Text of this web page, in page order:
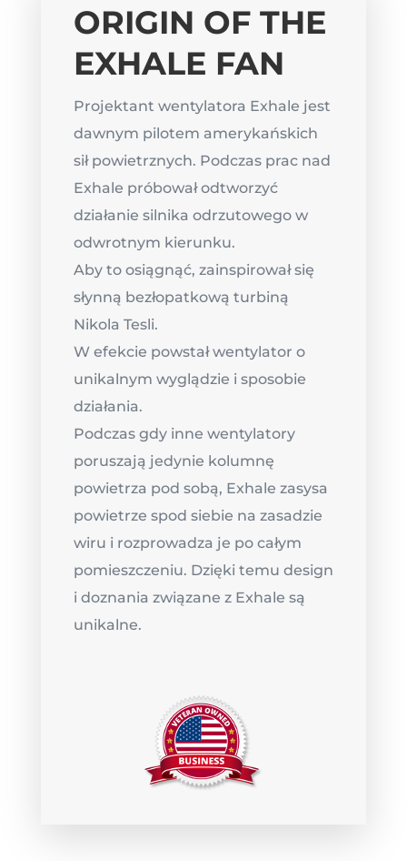
ORIGIN OF THE
EXHALE FAN
Projektant wentylatora Exhale jest
dawnym pilotem amerykańskich
sił powietrznych. Podczas prac nad
Exhale próbował odtworzyć
działanie silnika odrzutowego w
odwrotnym kierunku.
Aby to osiągnąć, zainspirował się
słynną bezłopatkową turbiną
Nikola Tesli.
W efekcie powstał wentylator o
unikalnym wyglądzie i sposobie
działania.
Podczas gdy inne wentylatory
poruszają jedynie kolumnę
powietrza pod sobą, Exhale zasysa
powietrze spod siebie na zasadzie
wiru i rozprowadza je po całym
pomieszczeniu. Dzięki temu design
i doznania związane z Exhale są
unikalne.